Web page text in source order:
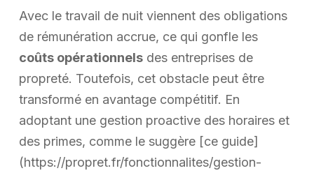
Avec le travail de nuit viennent des obligations
de rémunération accrue, ce qui gonfle les
coûts opérationnelsdes entreprises de
propreté. Toutefois, cet obstacle peut être
transformé en avantage compétitif. En
adoptant une gestion proactive des horaires et
des primes, comme le suggère [ce guide]
(https://propret.fr/fonctionnalites/gestion-